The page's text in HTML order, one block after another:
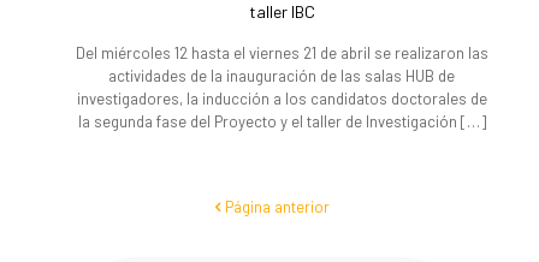
taller IBC
Del miércoles 12 hasta el viernes 21 de abril se realizaron las
actividades de la inauguración de las salas HUB de
investigadores, la inducción a los candidatos doctorales de
la segunda fase del Proyecto y el taller de Investigación […]
Página anterior